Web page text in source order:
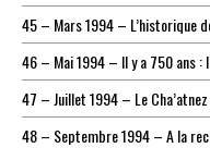
45 – Mars 1994 – L’historique
46 – Mai 1994 – Il y a 750 ans
47 – Juillet 1994 – Le Cha’atnez
48 – Septembre 1994 – A la